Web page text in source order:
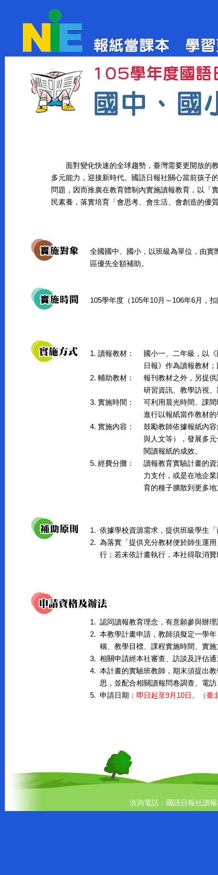
面對變化快速的全球趨勢，臺灣需要更開放的
多元能力，迎接新時代。國語日報社關心當前孩子
問題，因而推廣在教育體制內實施讀報教育，以「
民素養，落實培育「會思考、會生活、會創造的優
全國國中、國小，以班級為單位，由
區優先全額補助。
105學年度（105年10月～106年6月，
1. 讀報教材：
國小一、二年級，以
日報》作為讀報教材
2. 輔助教材：
報刊教材之外，另提
研習資訊、教學訪視
3. 實施時間：
可利用晨光時間、課
進行以報紙當作教材
4. 實施內容：
鼓勵教師依據報紙內
與人文等），發展多
閱讀報紙的成效。
5. 經費分攤：
讀報教育實驗計畫的
力支付，或是在地企
育的種子擴散到更多
1. 依據學校資源需求，提供班級學生
2. 為落實「提供充分教材便於師生運
行；若未依計畫執行，本社得取消
1. 認同讀報教育理念，有意願參與辦
2. 本教學計畫申請，教師須擬定一學
稱、教學目標、課程實施時間、實
3. 相關申請經本社審查、訪談及評估
4. 本計畫的實驗班教師，期末須提出
思，並配合相關讀報問卷調查、電
5. 申請日期 ：即日起至9月10日。（
洽詢電話：國語日報社讀